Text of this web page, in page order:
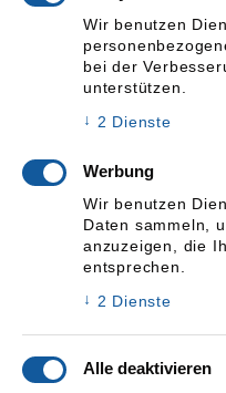
Weiches Wasser
Im Gegensatz zu
Wir benutzen
bei der
unterstützen.
↓ 2 Dienste
Werbung
Wir benutzen
Daten sammeln,
anzuzeigen, die
entsprechen.
↓ 2 Dienste
Alle deaktivieren